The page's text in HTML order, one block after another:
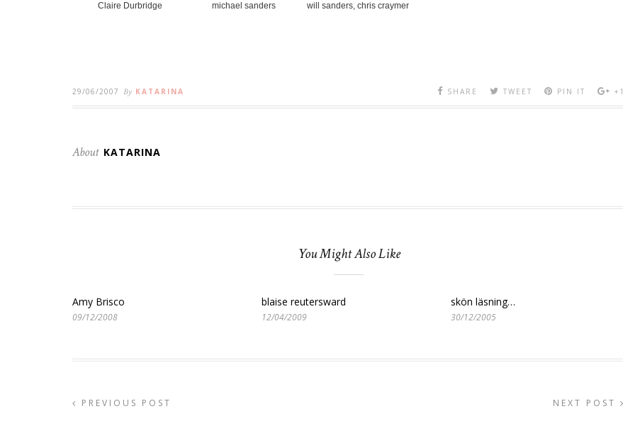
Claire Durbridge michael sanders will sanders, chris craymer
29/06/2007 By KATARINA SHARE TWEET PIN IT +1
About KATARINA
You Might Also Like
Amy Brisco
09/12/2008
blaise reutersward
12/04/2009
skön läsning…
30/12/2005
PREVIOUS POST NEXT POST